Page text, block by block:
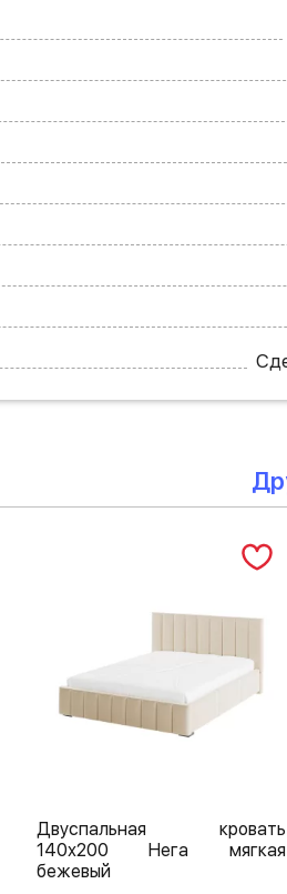
Двуспальная кровать
140х200 Нега мягкая
бежевый